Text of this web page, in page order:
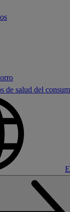
de salud del